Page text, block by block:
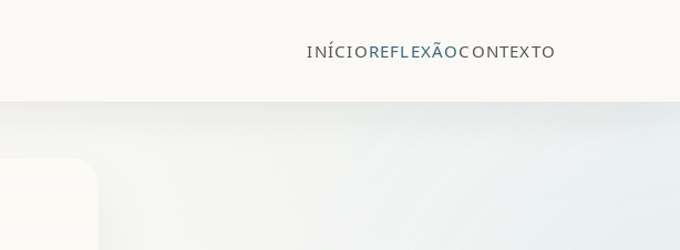
INÍCIOREFLEXÃOCONTEXTO